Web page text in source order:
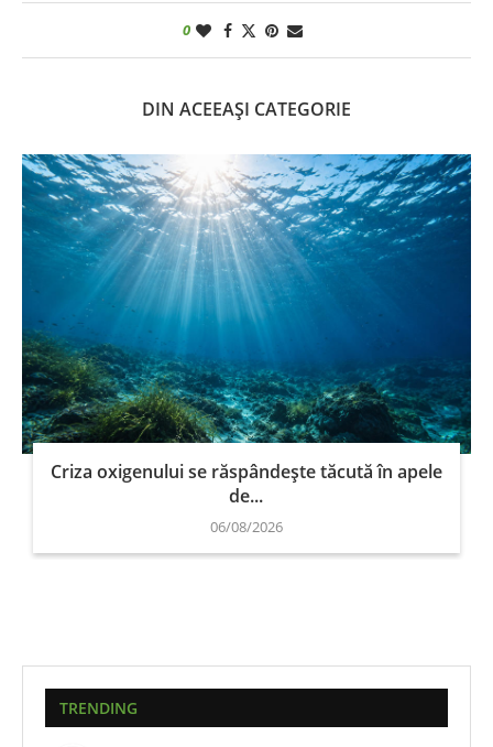
0
DIN ACEEAȘI CATEGORIE
Criza oxigenului se răspândește tăcută în apele
de...
06/08/2026
TRENDING